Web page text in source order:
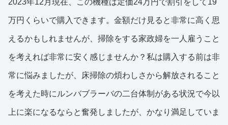
万円くらいで購入できます。金額だけ見ると非常に高く思
えるかもしれませんが、掃除をする家政婦を一人雇うこと
を考えれば非常に安く感じませんか？私は購入する前は非
常に悩みましたが、床掃除の煩わしさから解放されること
を考えた時にルンバブラーバの二台体制がある状況で今以
上に楽になるならと奮発しましたが、かなり満足していま